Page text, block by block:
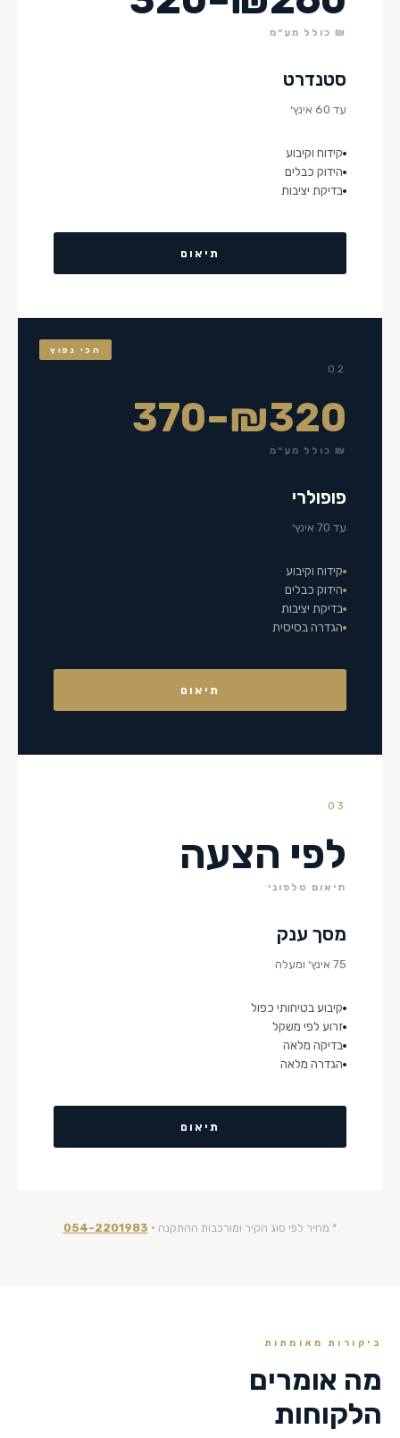
₪ כולל מע״מ
סטנדרט
עד 60 אינץ׳
קידוח וקיבוע
הידוק כבלים
בדיקת יציבות
תיאום
הכי נפוץ
02
₪320–370
₪ כולל מע״מ
פופולרי
עד 70 אינץ׳
קידוח וקיבוע
הידוק כבלים
בדיקת יציבות
הגדרה בסיסית
תיאום
03
לפי הצעה
תיאום טלפוני
מסך ענק
75 אינץ׳ ומעלה
קיבוע בטיחותי כפול
זרוע לפי משקל
בדיקה מלאה
הגדרה מלאה
תיאום
* מחיר לפי סוג הקיר ומורכבות ההתקנה · 054-2201983
ביקורות מאומתות
מה אומרים
הלקוחות